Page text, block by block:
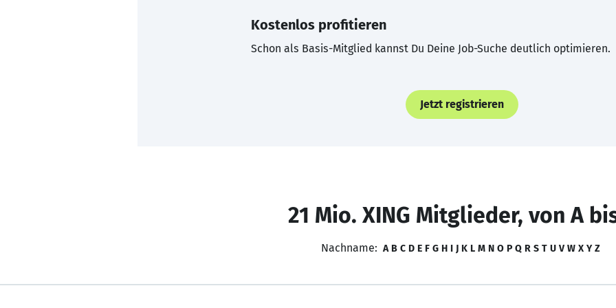
Kostenlos profitieren
Schon als Basis-Mitglied kannst Du Deine Job-Suche deutlich optimieren.
Jetzt registrieren
21 Mio. XING Mitglieder, von A
Nachname: A B C D E F G H I J K L M N O P Q R S T U V W X Y Z